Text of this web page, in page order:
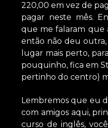
220,00 em vez de
pagar neste mês.
que me falaram que
então não deu
lugar mais perto,
pouquinho, fica em
pertinho do centro)
Lembremos que eu
com amigos aqui,
curso de inglês,